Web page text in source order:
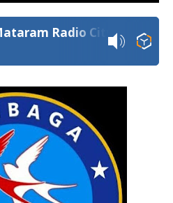
Radio City